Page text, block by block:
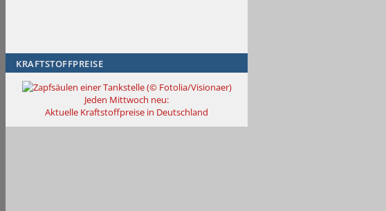
KRAFTSTOFFPREISE
Jeden Mittwoch neu:
Aktuelle Kraftstoffpreise in Deutschland